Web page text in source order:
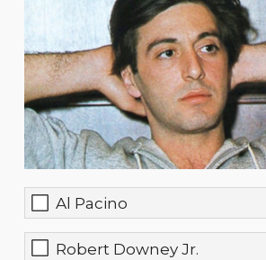
Al Pacino
Robert Downey Jr.